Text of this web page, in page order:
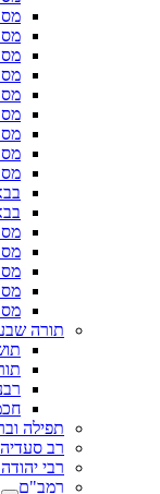
תורה
תפילה
רב סעדיה
רבי
רמב"ם